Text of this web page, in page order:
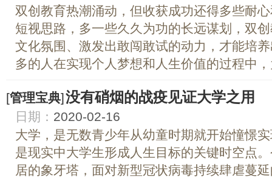
双创教育热潮涌动，但收获成功还得多些耐
短视思路，多一些久久为功的长远谋划，双
文化氛围、激发出敢闯敢试的动力，才能培
多的人在实现个人梦想和人生价值的过程中
[管理宝典]没有硝烟的战疫见证大学之用
日期： 2020-02-16
大学，是无数青少年从幼童时期就开始憧憬
是现实中大学生形成人生目标的关键时空点
居的象牙塔，面对新型冠状病毒持续肆虐蔓